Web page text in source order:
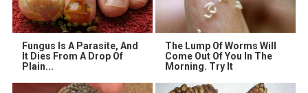
Fungus Is A Parasite, And
It Dies From A Drop Of
Plain...
The Lump Of Worms Will
Come Out Of You In The
Morning. Try It